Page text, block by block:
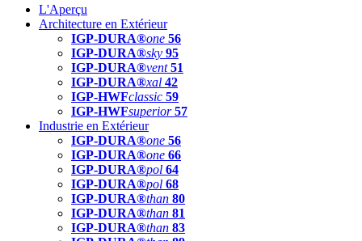
L'Aperçu
Architecture en Extérieur
IGP-DURA®one 56
IGP-DURA®sky 95
IGP-DURA®vent 51
IGP-DURA®xal 42
IGP-HWFclassic 59
IGP-HWFsuperior 57
Industrie en Extérieur
IGP-DURA®one 56
IGP-DURA®one 66
IGP-DURA®pol 64
IGP-DURA®pol 68
IGP-DURA®than 80
IGP-DURA®than 81
IGP-DURA®than 83